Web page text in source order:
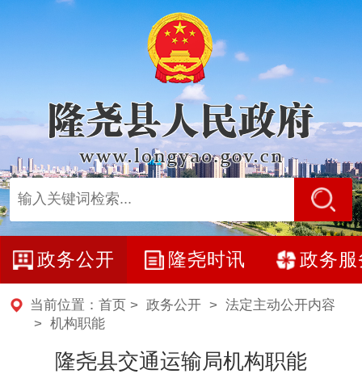
政务公开 隆尧时讯 政务服
当前位置： 首页 > 政务公开> 法定主动公开内容
> 机构职能
隆尧县交通运输局机构职能